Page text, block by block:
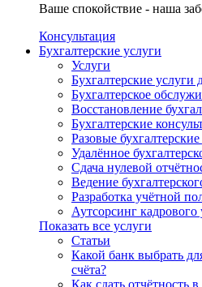
Ваше спокойствие - наша
Консультация
Бухгалтерские услуги
Услуги
Бухгалтерские
Бухгалтерское
Восстановление
Бухгалтерские
Разовые
Удалённое
Сдача нулевой
Ведение
Разработка учётной
Аутсорсинг кадрового
Показать все услуги
Статьи
Какой банк выбрать
счёта?
Как сдать отчётность